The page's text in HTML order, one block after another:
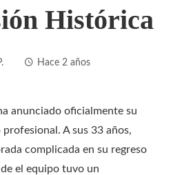
Histórica
Hace 2 años
anunciado oficialmente su
A sus 33 años,
complicada en su regreso
el equipo tuvo un